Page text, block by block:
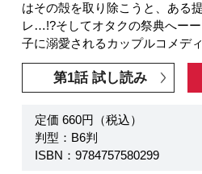
はその殻を取り除こうと、ある
レ…!?そしてオタクの祭典へー
子に溺愛されるカップルコメデ
第1話 試し読み
定価 660円（税込）
判型：B6判
ISBN：9784757580299